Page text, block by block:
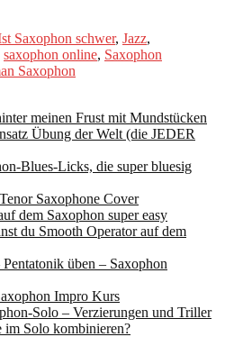
Saxophon schwer, Jazz,
saxophon online, Saxophon
Saxophon
meinen Frust mit Mundstücken
Übung der Welt (die JEDER
Blues-Licks, die super bluesig
Saxophone Cover
dem Saxophon super easy
du Smooth Operator auf dem
üben – Saxophon
Impro Kurs
Solo – Verzierungen und Triller
Solo kombinieren?